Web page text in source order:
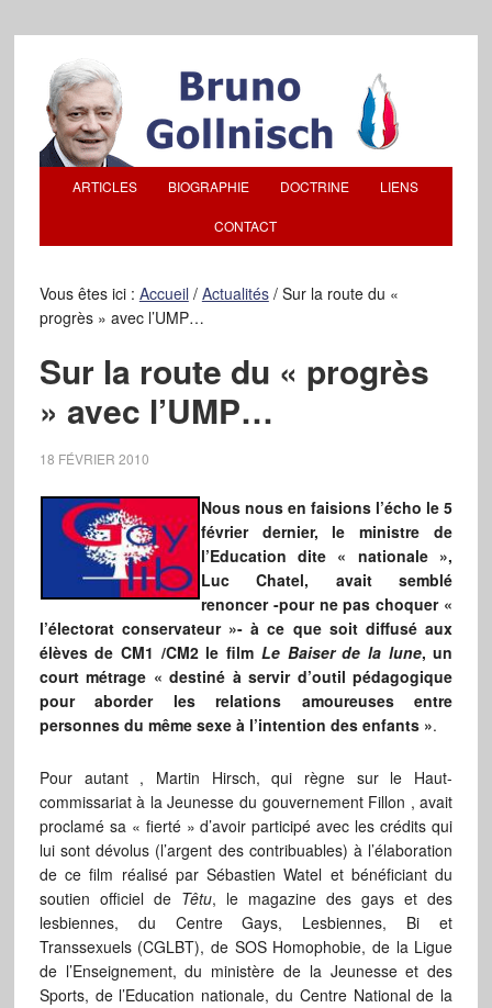
ARTICLES BIOGRAPHIE DOCTRINE LIENS
CONTACT
Vous êtes ici : Accueil / Actualités /Sur la route du «
progrès » avec l’UMP…
Sur la route du « progrès
» avec l’UMP…
18 FÉVRIER 2010
Nous nous en faisions l’écho le 5
février dernier, le ministre de
l’Education dite « nationale »,
Luc Chatel, avait semblé
renoncer -pour ne pas choquer «
l’électorat conservateur »- à ce que soit diffusé aux
élèves de CM1 /CM2 le film Le Baiser de la lune, un
court métrage « destiné à servir d’outil pédagogique
pour aborder les relations amoureuses entre
personnes du même sexe à l’intention des enfants ».
Pour autant , Martin Hirsch, qui règne sur le Haut-
commissariat à la Jeunesse du gouvernement Fillon , avait
proclamé sa « fierté » d’avoir participé avec les crédits qui
lui sont dévolus (l’argent des contribuables) à l’élaboration
de ce film réalisé par Sébastien Watel et bénéficiant du
soutien officiel de Têtu, le magazine des gays et des
lesbiennes, du Centre Gays, Lesbiennes, Bi et
Transsexuels (CGLBT), de SOS Homophobie, de la Ligue
de l’Enseignement, du ministère de la Jeunesse et des
Sports, de l’Education nationale, du Centre National de la